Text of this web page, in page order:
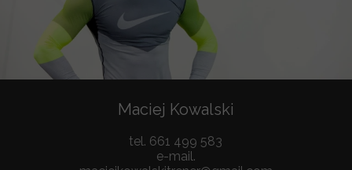
Maciej Kowalski
tel. 661 499 583
e-mail.